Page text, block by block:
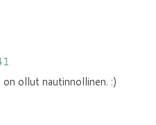
ollut nautinnollinen. :)